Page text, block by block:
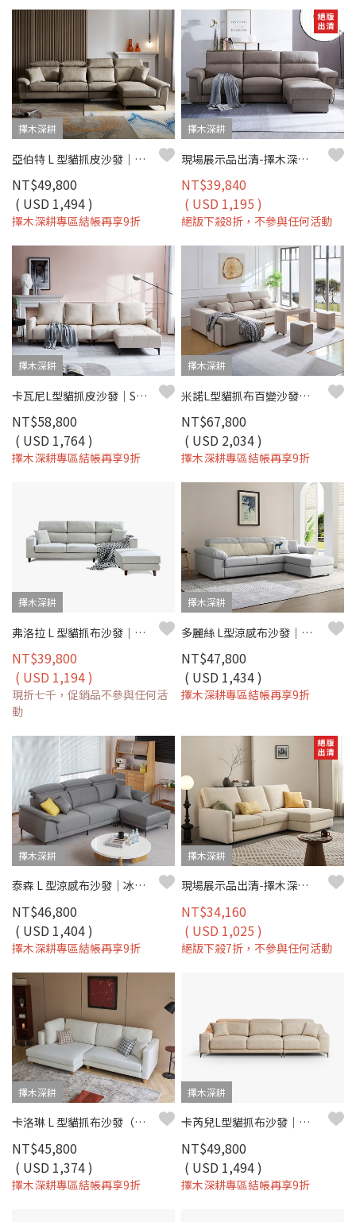
擇木深耕
亞伯特 L 型貓抓皮沙發｜防刮耐磨 × 好清潔 × 穩定高支撐 – 擇木深耕
NT$49,800
( USD 1,494 )
擇木深耕專區結帳再享9折
擇木深耕
現場展示品出清-擇木深耕-伯頓L型收納貓抓皮沙發
NT$39,840
( USD 1,195 )
絕版下殺8折，不參與任何活動
擇木深耕
卡瓦尼L型貓抓皮沙發｜SGS貓抓皮×獨立筒坐墊×可移動背靠 – 擇木深耕
NT$58,800
( USD 1,764 )
擇木深耕專區結帳再享9折
擇木深耕
米諾L型貓抓布百變沙發組｜百變組合 × 可調頭靠 × 防潑水耐磨 × 活動扶手–擇木深耕
NT$67,800
( USD 2,034 )
擇木深耕專區結帳再享9折
擇木深耕
弗洛拉 L 型貓抓布沙發｜獨立筒坐墊 × 防潑水耐磨 × 可拆洗布套 × 移動腳椅–擇木深耕
NT$39,800
( USD 1,194 )
現折七千，促銷品不參與任何活
動
擇木深耕
多麗絲 L型涼感布沙發｜清新機能涼感布 × 高密度彈力坐墊 × 可拆洗布套 – 擇木深耕系列
NT$47,800
( USD 1,434 )
擇木深耕專區結帳再享9折
擇木深耕
泰森 L 型涼感布沙發｜冰爽涼感布 × 高回彈坐墊 × 十年骨架保固 – 擇木深耕系列
NT$46,800
( USD 1,404 )
擇木深耕專區結帳再享9折
擇木深耕
現場展示品出清-擇木深耕-米蓮娜L型貓抓布沙發(左/右型)
NT$34,160
( USD 1,025 )
絕版下殺7折，不參與任何活動
擇木深耕
卡洛琳 L 型貓抓布沙發（左右型）｜耐磨防潑水 × 可拆洗布套 × 親子寵物首選 – 擇木深耕
NT$45,800
( USD 1,374 )
擇木深耕專區結帳再享9折
擇木深耕
卡芮兒L型貓抓布沙發｜耐磨防潑水 × 可調式頭靠 × 可拆洗布套 – 擇木深耕
NT$49,800
( USD 1,494 )
擇木深耕專區結帳再享9折